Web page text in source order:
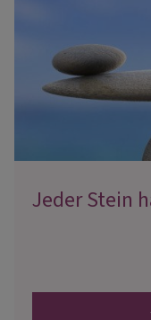
Jeder Stein